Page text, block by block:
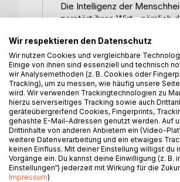
Die Intelligenz der
zerstört ihren Wirt - nämlich
Das Buch sucht die
Intelligenz der individuellen
Menschheit zu sichern? Der
Religionen entspringen
überlagern und vermischen
den Gewinn von Resilienz
Die (europäische)
gesellschaftsübergreifenden
Gesellschaften gegenüber
groß die Wirkkraft der
Wir respektieren den Datenschutz
Wir nutzen Cookies und vergleichbare
Einige von ihnen sind essenziell und technisch
wir Analysemethoden (z. B. Cookies oder
Tracking), um zu messen, wie häufig unsere
wird. Wir verwenden Trackingtechnologien zu
hierzu serverseitiges Tracking sowie auch
geräteübergreifend Cookies, Fingerprints,
gehashte E-Mail-Adressen genutzt werden. Auf
Drittinhalte von anderen Anbietern ein (Video-
weitere Datenverarbeitung und ein etwaiges
keinen Einfluss. Mit deiner Einstellung willigst du
Vorgänge ein. Du kannst deine Einwilligung (z. B.
Einstellungen“) jederzeit mit Wirkung für die
Impressum)